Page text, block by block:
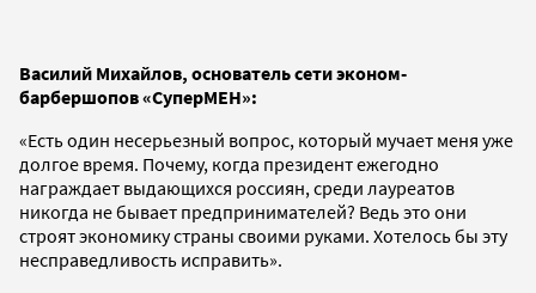
Василий Михайлов, основатель сети эконом-
барбершопов «СуперМЕН»:
«Есть один несерьезный вопрос, который мучает меня уже
долгое время. Почему, когда президент ежегодно
награждает выдающихся россиян, среди лауреатов
никогда не бывает предпринимателей? Ведь это они
строят экономику страны своими руками. Хотелось бы эту
несправедливость исправить».